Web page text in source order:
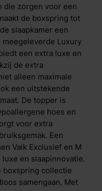
die zorgen voor een
de boxspring tot
slaapkamer een
Luxury
een extra luxe en
de extra
alleen maximale
een uitstekende
De topper is
hoes en
voor extra
Een
Valk Exclusief en M
en slaapinnovatie.
boxspring collectie
samengaan. Met